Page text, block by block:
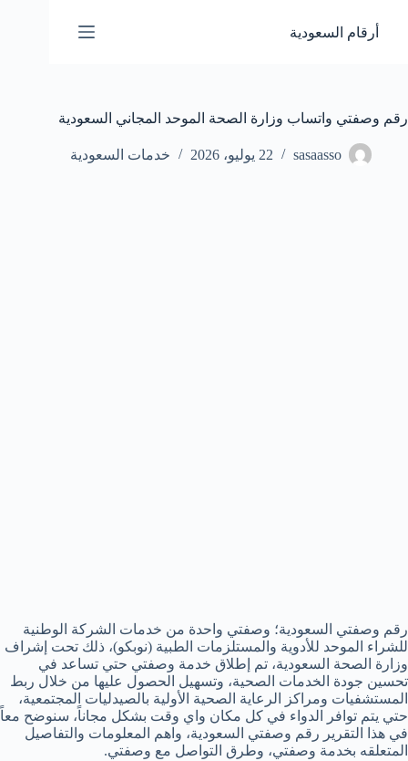
المحتوى
أرقام السعودية
رقم وصفتي واتساب وزارة الصحة الموحد المجاني السعودية
sasaasso 22 يوليو، 2026 خدمات السعودية
رقم وصفتي السعودية؛ وصفتي واحدة من خدمات الشركة الوطنية
للشراء الموحد للأدوية والمستلزمات الطبية (نوبكو)، ذلك تحت إشراف
وزارة الصحة السعودية، تم إطلاق خدمة وصفتي حتي تساعد في
تحسين جودة الخدمات الصحية، وتسهيل الحصول عليها من خلال ربط
المستشفيات ومراكز الرعاية الصحية الأولية بالصيدليات المجتمعية،
حتي يتم توافر الدواء في كل مكان واي وقت بشكل مجاناً، سنوضح معاً
في هذا التقرير رقم وصفتي السعودية، واهم المعلومات والتفاصيل
المتعلقه بخدمة وصفتي، وطرق التواصل مع وصفتي.